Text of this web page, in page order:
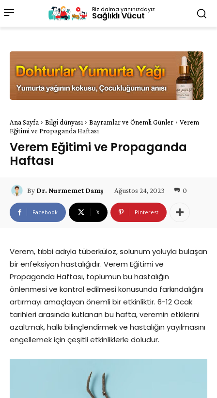
Biz daima yanınızdayız
Sağlıklı Vücut
Ana Sayfa Bilgi dünyası Bayramlar ve Önemli Günler
Verem
Eğitimi ve Propaganda Haftası
Verem Eğitimi ve Propaganda
Haftası
By Dr. Nurmemet Danış Ağustos 24, 2023 0
Facebook X Pinterest
Verem, tıbbi adıyla tüberküloz, solunum yoluyla bulaşan
bir enfeksiyon hastalığıdır. Verem Eğitimi ve
Propaganda Haftası, toplumun bu hastalığın
önlenmesi ve kontrol edilmesi konusunda farkındalığını
artırmayı amaçlayan önemli bir etkinliktir. 6-12 Ocak
tarihleri arasında kutlanan bu hafta, veremin etkilerini
azaltmak, halkı bilinçlendirmek ve hastalığın yayılmasını
engellemek için çeşitli etkinliklerle doludur.